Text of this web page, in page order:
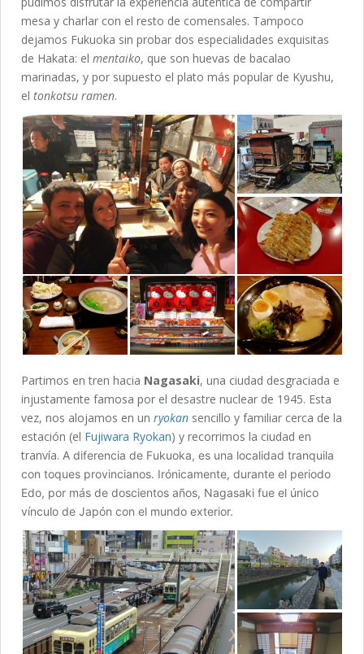
mesa y charlar con el resto de comensales. Tampoco
dejamos Fukuoka sin probar dos especialidades exquisitas
de Hakata: el mentaiko, que son huevas de bacalao
marinadas, y por supuesto el plato más popular de Kyushu,
el tonkotsu ramen.
Partimos en tren hacia Nagasaki, una ciudad desgraciada e
injustamente famosa por el desastre nuclear de 1945. Esta
vez, nos alojamos en un ryokan sencillo y familiar cerca de la
estación (el Fujiwara Ryokan) y recorrimos la ciudad en
tranvía. A diferencia de Fukuoka, es una localidad tranquila
con toques provincianos. Irónicamente, durante el periodo
Edo, por más de doscientos años, Nagasaki fue el único
vínculo de Japón con el mundo exterior.